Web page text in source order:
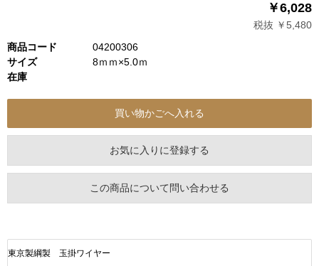
￥6,028
税抜 ￥5,480
商品コード
04200306
サイズ
8ｍｍ×5.0ｍ
在庫
お気に入りに登録する
この商品について問い合わせる
東京製綱製 玉掛ワイヤー